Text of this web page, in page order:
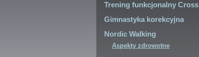
Trening funkcjonalny Cross
Gimnastyka korekcyjna
Nordic Walking
Aspekty zdrowotne